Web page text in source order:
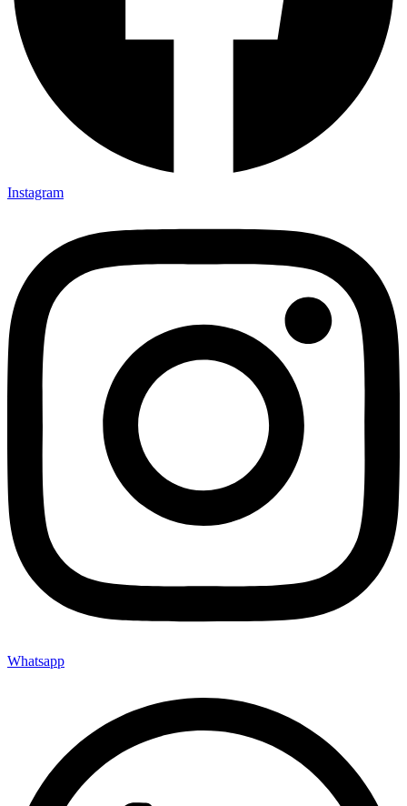
Instagram
Whatsapp